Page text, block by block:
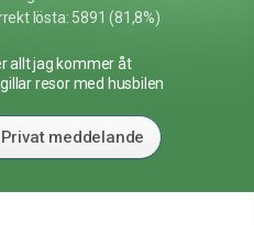
lösta: 5891 (81,8%)
allt jag kommer åt
resor med husbilen
meddelande